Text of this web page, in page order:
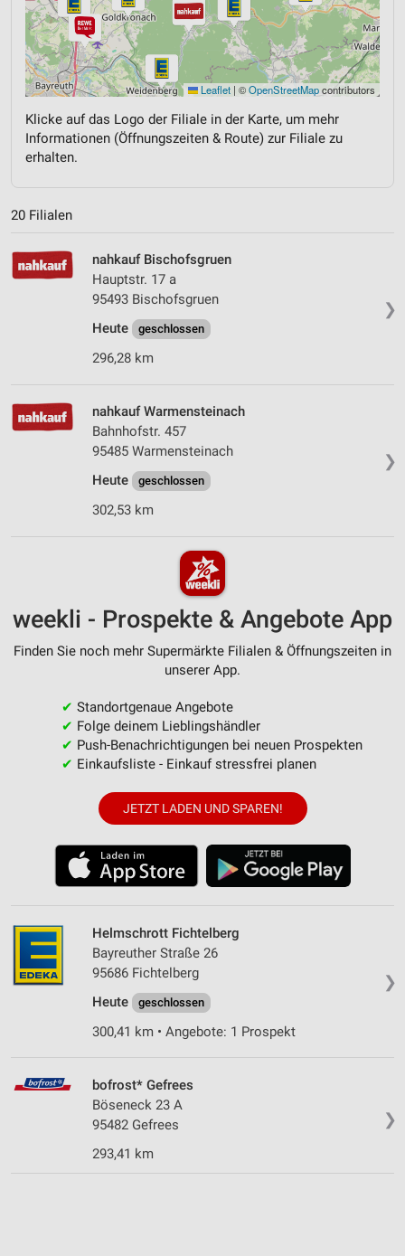
Leaflet | ©OpenStreetMapcontributors
Klicke auf das Logo der Filiale in der Karte, um mehr
Informationen (Öffnungszeiten & Route) zur Filiale zu
erhalten.
20 Filialen
❯
nahkauf Bischofsgruen
Hauptstr. 17 a
95493 Bischofsgruen
Heute
geschlossen
296,28 km
❯
nahkauf Warmensteinach
Bahnhofstr. 457
95485 Warmensteinach
Heute
geschlossen
302,53 km
weekli - Prospekte & Angebote App
Finden Sie noch mehr Supermärkte Filialen & Öffnungszeiten in
unserer App.
✔ Standortgenaue Angebote
✔ Folge deinem Lieblingshändler
✔ Push-Benachrichtigungen bei neuen Prospekten
✔ Einkaufsliste - Einkauf stressfrei planen
JETZT LADEN UND SPAREN!
❯
Helmschrott Fichtelberg
Bayreuther Straße 26
95686 Fichtelberg
Heute
geschlossen
300,41 km • Angebote: 1 Prospekt
❯
bofrost* Gefrees
Böseneck 23 A
95482 Gefrees
293,41 km